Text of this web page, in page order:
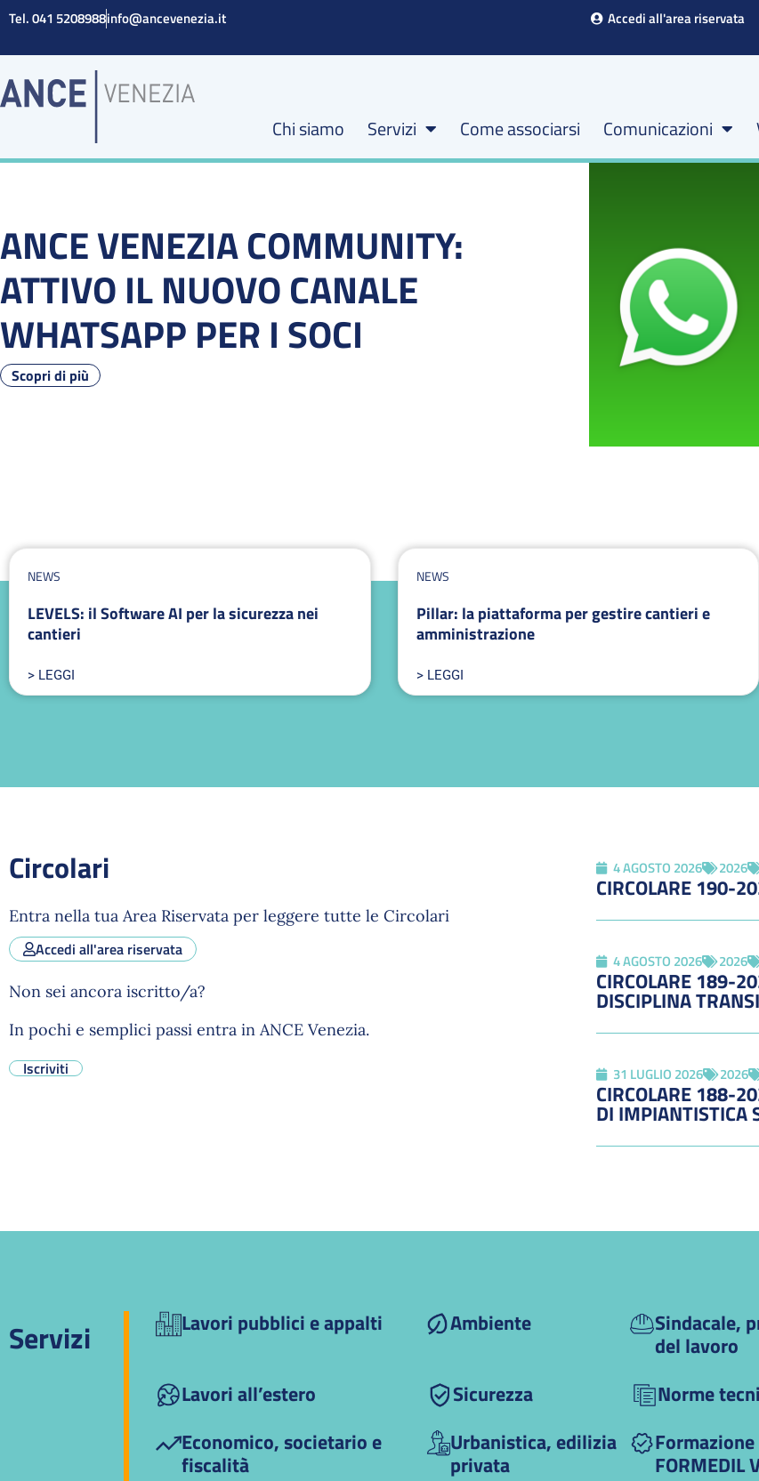
Vai
contenuto
Tel. 041 5208988info@ancevenezia.it Accedi all'area riservata
Chi siamo Servizi Come associarsi Comunicazioni
ANCE VENEZIA COMMUNITY:
ATTIVO IL NUOVO CANALE
WHATSAPP PER I SOCI
Scopri di più
NEWS
LEVELS: il Software AI per la sicurezza nei
cantieri
> LEGGI
NEWS
Pillar: la piattaforma per gestire cantieri e
amministrazione
> LEGGI
Circolari
Entra nella tua Area Riservata per leggere tutte le Circolari
Accedi all'area riservata
Non sei ancora iscritto/a?
In pochi e semplici passi entra in ANCE Venezia.
Iscriviti
4 AGOSTO 2026 2026
CIRCOLARE 190-
4 AGOSTO 2026 2026
CIRCOLARE 189-
DISCIPLINA
31 LUGLIO 2026 2026
CIRCOLARE 188-
DI IMPIANTISTICA
Servizi Lavori pubblici e appalti Ambiente Sindacale,
del lavoro
Lavori all’estero Sicurezza Norme
Economico, societario e
fiscalità
Urbanistica, edilizia
privata FORMEDIL